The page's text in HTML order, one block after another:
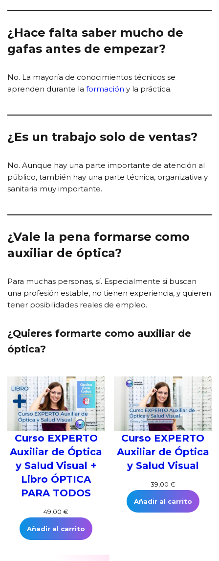
¿Hace falta saber mucho de
gafas antes de empezar?
No. La mayoría de conocimientos técnicos se
aprenden durante la formación y la práctica.
¿Es un trabajo solo de ventas?
No. Aunque hay una parte importante de atención al
público, también hay una parte técnica, organizativa y
sanitaria muy importante.
¿Vale la pena formarse como
auxiliar de óptica?
Para muchas personas, sí. Especialmente si buscan
una profesión estable, no tienen experiencia, y quieren
tener posibilidades reales de empleo.
¿Quieres formarte como auxiliar de
óptica?
Curso EXPERTO
Auxiliar de Óptica
y Salud Visual +
Libro ÓPTICA
PARA TODOS
49,00€
Añadir al carrito
Curso EXPERTO
Auxiliar de Óptica
y Salud Visual
39,00 €
Añadir al carrito